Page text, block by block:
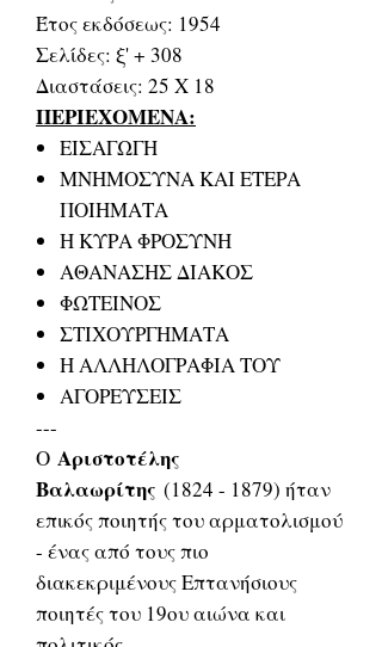
Έτος εκδόσεως: 1954
Σελίδες: ξ' + 308
Διαστάσεις: 25 Χ 18
ΠΕΡΙΕΧΟΜΕΝΑ:
ΕΙΣΑΓΩΓΗ
ΜΝΗΜΟΣΥΝΑ ΚΑΙ ΕΤΕΡΑ
ΠΟΙΗΜΑΤΑ
Η ΚΥΡΑ ΦΡΟΣΥΝΗ
ΑΘΑΝΑΣΗΣ ΔΙΑΚΟΣ
ΦΩΤΕΙΝΟΣ
ΣΤΙΧΟΥΡΓΗΜΑΤΑ
Η ΑΛΛΗΛΟΓΡΑΦΙΑ ΤΟΥ
ΑΓΟΡΕΥΣΕΙΣ
---
Ο Αριστοτέλης
Βαλαωρίτης (1824 - 1879) ήταν
επικός ποιητής του αρματολισμού
- ένας από τους πιο
διακεκριμένους Επτανήσιους
ποιητές του 19ου αιώνα και